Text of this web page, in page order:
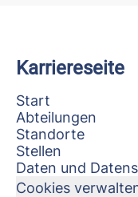
Karriereseite
Start
Abteilungen
Standorte
Stellen
Daten und
Cookies